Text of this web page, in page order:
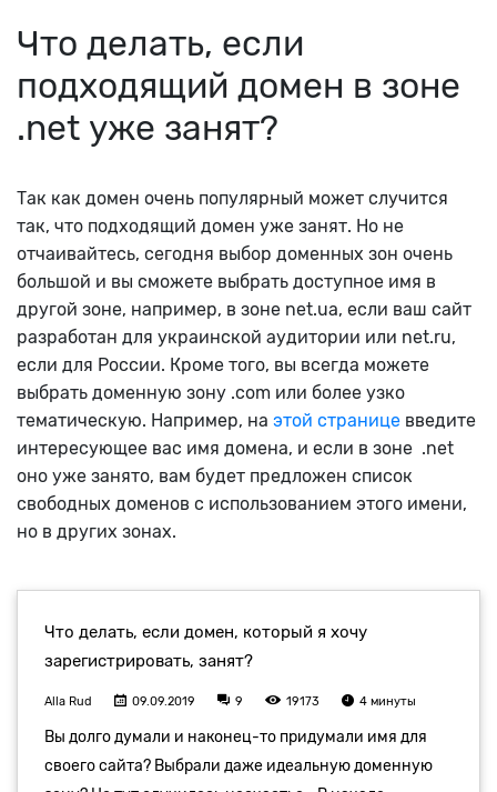
Что делать, если
подходящий домен в зоне
.net уже занят?
Так как домен очень популярный может случится
так, что подходящий домен уже занят. Но не
отчаивайтесь, сегодня выбор доменных зон очень
большой и вы сможете выбрать доступное имя в
другой зоне, например, в зоне net.ua, если ваш сайт
разработан для украинской аудитории или net.ru,
если для России. Кроме того, вы всегда можете
выбрать доменную зону .com или более узко
тематическую. Например, на этой странице введите
интересующее вас имя домена, и если в зоне .net
оно уже занято, вам будет предложен список
свободных доменов с использованием этого имени,
но в других зонах.